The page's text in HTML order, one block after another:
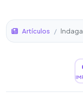
Artículos /